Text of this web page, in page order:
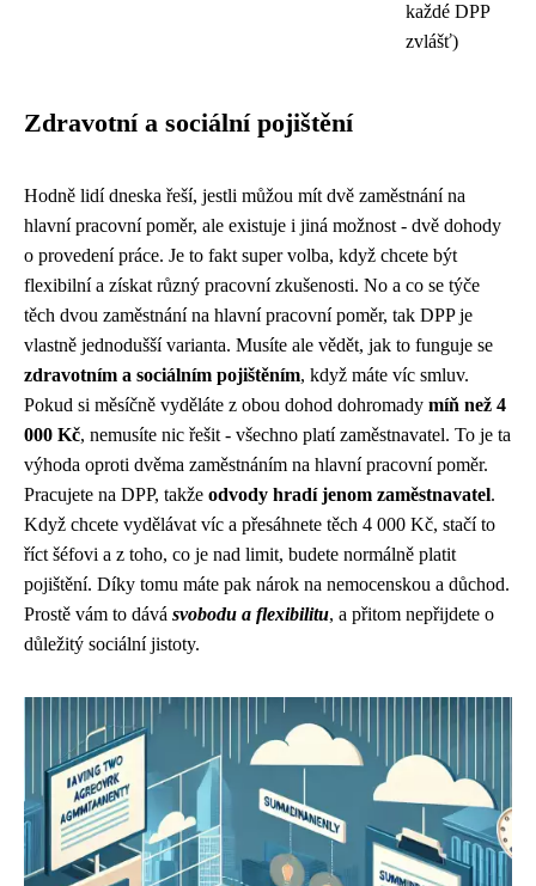
každé DPP
zvlášť)
Zdravotní a sociální pojištění
Hodně lidí dneska řeší, jestli můžou mít dvě zaměstnání na
hlavní pracovní poměr, ale existuje i jiná možnost - dvě dohody
o provedení práce. Je to fakt super volba, když chcete být
flexibilní a získat různý pracovní zkušenosti. No a co se týče
těch dvou zaměstnání na hlavní pracovní poměr, tak DPP je
vlastně jednodušší varianta. Musíte ale vědět, jak to funguje se
zdravotním a sociálním pojištěním, když máte víc smluv.
Pokud si měsíčně vyděláte z obou dohod dohromady míň než 4
000 Kč, nemusíte nic řešit - všechno platí zaměstnavatel. To je ta
výhoda oproti dvěma zaměstnáním na hlavní pracovní poměr.
Pracujete na DPP, takže odvody hradí jenom zaměstnavatel.
Když chcete vydělávat víc a přesáhnete těch 4 000 Kč, stačí to
říct šéfovi a z toho, co je nad limit, budete normálně platit
pojištění. Díky tomu máte pak nárok na nemocenskou a důchod.
Prostě vám to dává svobodu a flexibilitu, a přitom nepřijdete o
důležitý sociální jistoty.